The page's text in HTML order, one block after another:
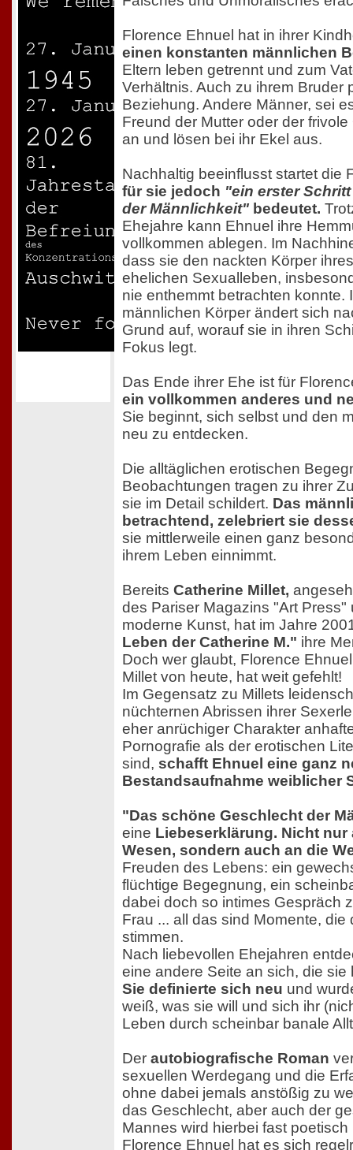
Florence Ehnuel hat in ihrer
einen konstanten männlichen
Eltern leben getrennt und zum
Verhältnis. Auch zu ihrem Bruder
Beziehung. Andere Männer, sei
Freund der Mutter oder der
an und lösen bei ihr Ekel aus.
Nachhaltig beeinflusst startet die
für sie jedoch "ein erster
der Männlichkeit" bedeutet.
Ehejahre kann Ehnuel ihre
vollkommen ablegen. Im
dass sie den nackten Körper
ehelichen Sexualleben,
nie enthemmt betrachten konnte.
männlichen Körper ändert sich
Grund auf, worauf sie in ihren
Fokus legt.
Das Ende ihrer Ehe ist für
ein vollkommen anderes und
Sie beginnt, sich selbst und den
neu zu entdecken.
Die alltäglichen erotischen
Beobachtungen tragen zu ihrer
sie im Detail schildert. Das
betrachtend, zelebriert sie
sie mittlerweile einen ganz
ihrem Leben einnimmt.
Bereits Catherine Millet,
des Pariser Magazins "Art Press"
moderne Kunst, hat im Jahre
Leben der Catherine M." ihre
Doch wer glaubt, Florence
Millet von heute, hat weit gefehlt!
Im Gegensatz zu Millets
nüchternen Abrissen ihrer
eher anrüchiger Charakter
Pornografie als der erotischen
sind, schafft Ehnuel eine ganz
Bestandsaufnahme weiblicher
"Das schöne Geschlecht der
eine Liebeserklärung. Nicht nur
Wesen, sondern auch an die
Freuden des Lebens: ein
flüchtige Begegnung, ein
dabei doch so intimes Gespräch
Frau ... all das sind Momente, die
stimmen.
Nach liebevollen Ehejahren
eine andere Seite an sich, die sie
Sie definierte sich neu und
weiß, was sie will und sich ihr
Leben durch scheinbar banale
Der autobiografische Roman
sexuellen Werdegang und die
ohne dabei jemals anstößig zu
das Geschlecht, aber auch der
Mannes wird hierbei fast
Florence Ehnuel hat es sich